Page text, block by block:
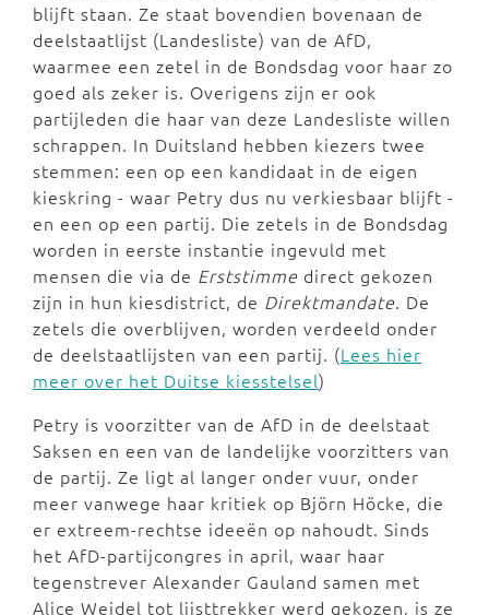
blijft staan. Ze staat bovendien bovenaan de
deelstaatlijst (Landesliste) van de AfD,
waarmee een zetel in de Bondsdag voor haar zo
goed als zeker is. Overigens zijn er ook
partijleden die haar van deze Landesliste willen
schrappen. In Duitsland hebben kiezers twee
stemmen: een op een kandidaat in de eigen
kieskring - waar Petry dus nu verkiesbaar blijft -
en een op een partij. Die zetels in de Bondsdag
worden in eerste instantie ingevuld met
mensen die via de Erststimme direct gekozen
zijn in hun kiesdistrict, de Direktmandate. De
zetels die overblijven, worden verdeeld onder
de deelstaatlijsten van een partij. (Lees hier
meer over het Duitse kiesstelsel)
Petry is voorzitter van de AfD in de deelstaat
Saksen en een van de landelijke voorzitters van
de partij. Ze ligt al langer onder vuur, onder
meer vanwege haar kritiek op Björn Höcke, die
er extreem-rechtse ideeën op nahoudt. Sinds
het AfD-partijcongres in april, waar haar
tegenstrever Alexander Gauland samen met
Alice Weidel tot lijsttrekker werd gekozen, is ze